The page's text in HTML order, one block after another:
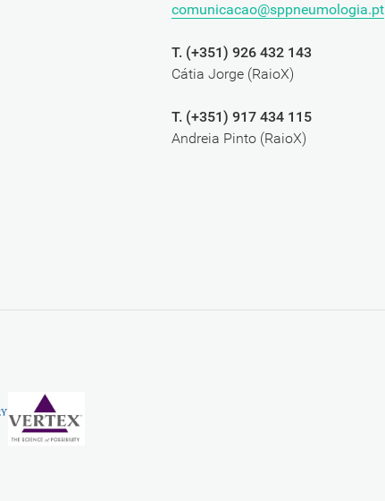
comunicacao@sppneumologia.pt
T. (+351) 926 432 143
Cátia Jorge (RaioX)
T. (+351) 917 434 115
Andreia Pinto (RaioX)